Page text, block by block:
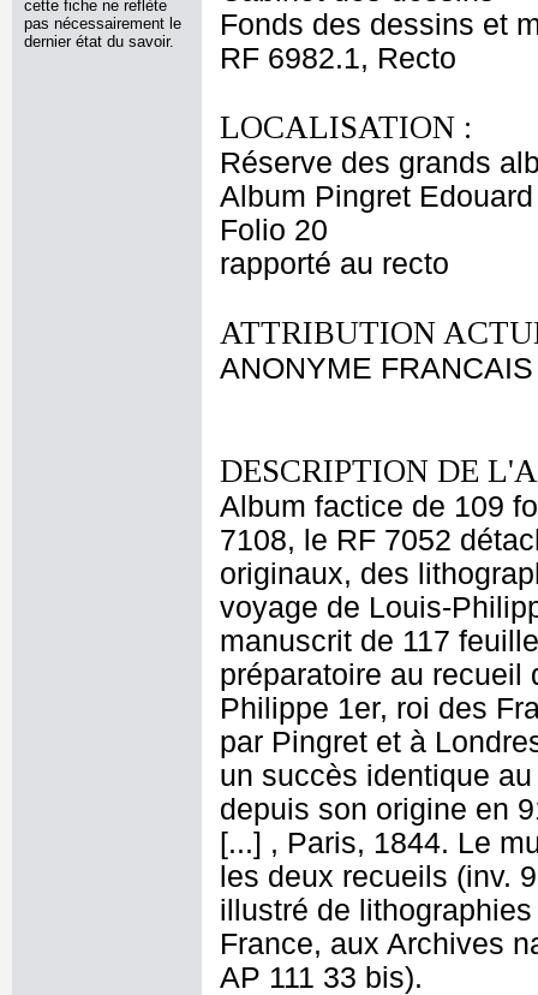
cette fiche ne reflète
pas nécessairement le
dernier état du savoir.
Fonds des dessins et
RF 6982.1, Recto
LOCALISATION :
Réserve des grands
Album Pingret Edouard
Folio 20
rapporté au recto
ATTRIBUTION
ANONYME
DESCRIPTION DE
Album factice de 109
7108, le RF 7052
originaux, des
voyage de Louis-
manuscrit de 117
préparatoire au recueil
Philippe 1er, roi des
par Pingret et à
un succès identique
depuis son origine en
[...] , Paris, 1844. Le
les deux recueils (inv.
illustré de
France, aux Archives
AP 111 33 bis).